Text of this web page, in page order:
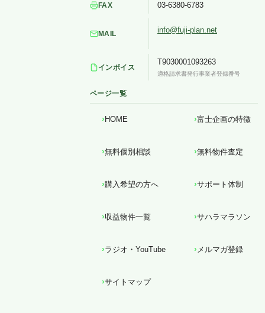
FAX 03-6380-6783
MAIL info@fuji-plan.net
インボイス
T9030001093263
適格請求書発行事業者登録番号
ページ一覧
HOME 富士企画の特徴
無料個別相談 無料物件査定
購入希望の方へ サポート体制
収益物件一覧 サハラマラソン
ラジオ・YouTube メルマガ登録
サイトマップ